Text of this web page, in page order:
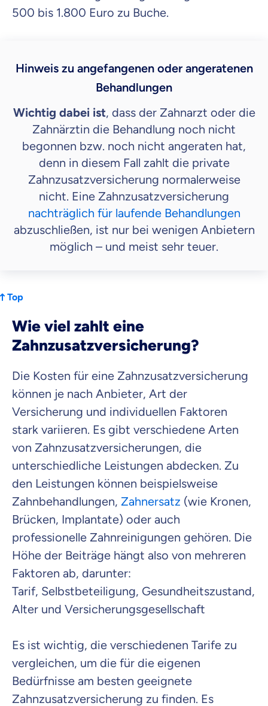
500 bis 1.800 Euro zu Buche.
Hinweis zu angefangenen oder angeratenen
Behandlungen
Wichtig dabei ist, dass der Zahnarzt oder die
Zahnärztin die Behandlung noch nicht
begonnen bzw. noch nicht angeraten hat,
denn in diesem Fall zahlt die private
Zahnzusatzversicherung normalerweise
nicht. Eine Zahnzusatzversicherung
nachträglich für laufende Behandlungen
abzuschließen, ist nur bei wenigen Anbietern
möglich – und meist sehr teuer.
Top
Wie viel zahlt eine
Zahnzusatzversicherung?
Die Kosten für eine Zahnzusatzversicherung
können je nach Anbieter, Art der
Versicherung und individuellen Faktoren
stark variieren. Es gibt verschiedene Arten
von Zahnzusatzversicherungen, die
unterschiedliche Leistungen abdecken. Zu
den Leistungen können beispielsweise
Zahnbehandlungen, Zahnersatz (wie Kronen,
Brücken, Implantate) oder auch
professionelle Zahnreinigungen gehören. Die
Höhe der Beiträge hängt also von mehreren
Faktoren ab, darunter:
Tarif, Selbstbeteiligung, Gesundheitszustand,
Alter und Versicherungsgesellschaft
Es ist wichtig, die verschiedenen Tarife zu
vergleichen, um die für die eigenen
Bedürfnisse am besten geeignete
Zahnzusatzversicherung zu finden. Es